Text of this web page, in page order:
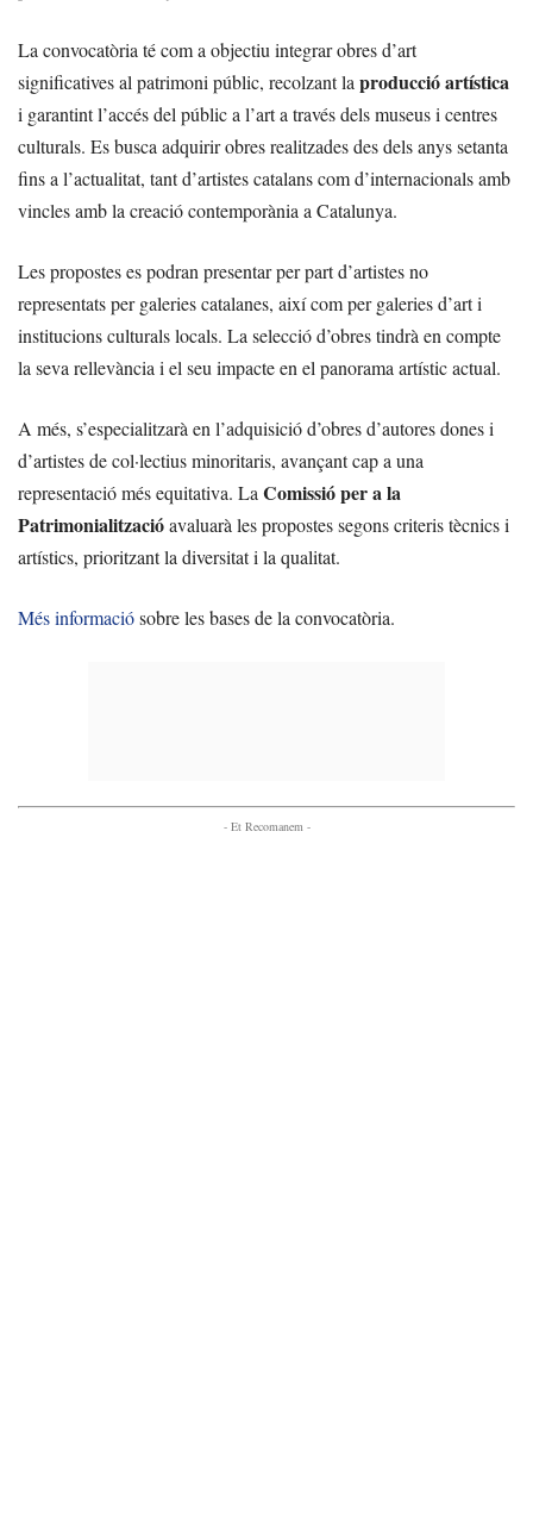
La convocatòria té com a objectiu integrar obres d’art
significatives al patrimoni públic, recolzant la producció artística
i garantint l’accés del públic a l’art a través dels museus i centres
culturals. Es busca adquirir obres realitzades des dels anys setanta
fins a l’actualitat, tant d’artistes catalans com d’internacionals amb
vincles amb la creació contemporània a Catalunya.
Les propostes es podran presentar per part d’artistes no
representats per galeries catalanes, així com per galeries d’art i
institucions culturals locals. La selecció d’obres tindrà en compte
la seva rellevància i el seu impacte en el panorama artístic actual.
A més, s’especialitzarà en l’adquisició d’obres d’autores dones i
d’artistes de col·lectius minoritaris, avançant cap a una
representació més equitativa. La Comissió per a la
Patrimonialitzacióavaluarà les propostes segons criteris tècnics i
artístics, prioritzant la diversitat i la qualitat.
Més informaciósobre les bases de la convocatòria.
- Et Recomanem -